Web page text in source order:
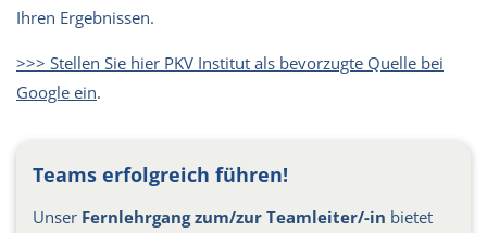
Ihren Ergebnissen.
>>> Stellen Sie hier PKV Institut als bevorzugte Quelle bei
Google ein.
Teams erfolgreich führen!
Unser Fernlehrgang zum/zur Teamleiter/-in bietet